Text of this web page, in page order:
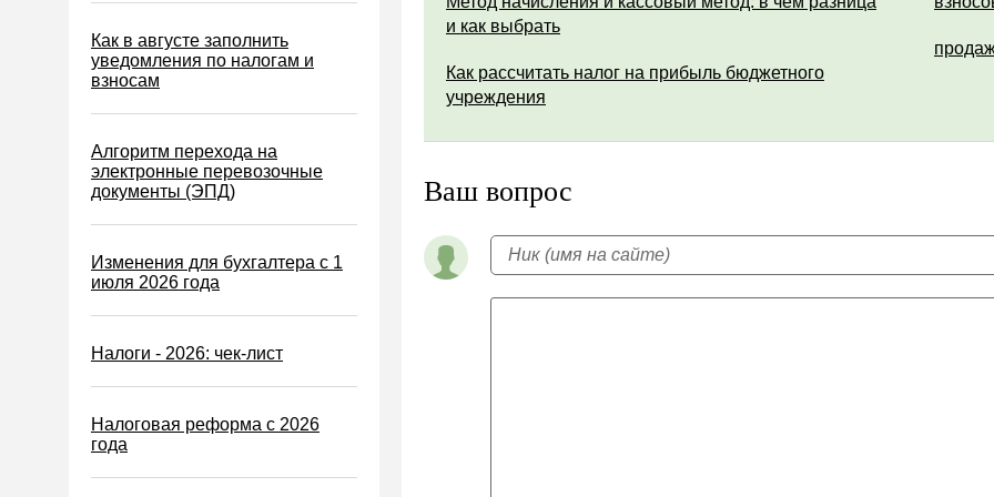
Налог на игорный бизнес
Акцизы
Уплата налогов (взносов)
Возврат и зачет налогов
Налоговые проверки
Самозанятые
Банк
Онлайн-кассы ККТ ККМ
Блокировка счета
МСФО
Как в августе заполнить
уведомления по налогам и
взносам
Алгоритм перехода на
электронные перевозочные
документы (ЭПД)
Изменения для бухгалтера с 1
июля 2026 года
Налоги - 2026: чек-лист
Налоговая реформа с 2026
года
и как выбрать
Как рассчитать налог на прибыль бюджетного
учреждения
Ваш вопрос